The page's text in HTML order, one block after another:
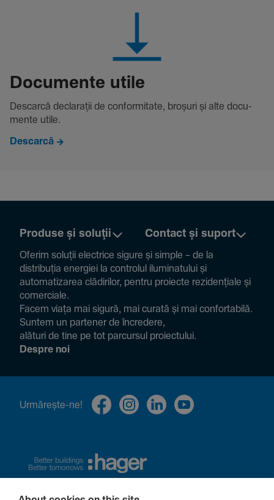
Docu­mente utile
Descarcă decla­rații de conformitate, broșuri și alte docu­
mente utile.
Descarcă
Produse și soluții Contact și suport
Oferim soluții electrice sigure și simple – de la
distribuția energiei la controlul ilumi­na­tului și
auto­ma­ti­zarea clădi­rilor, pentru proiecte rezi­den­țiale și
comer­ciale.
Facem viața mai sigură, mai curată și mai confor­ta­bilă.
Suntem un partener de încre­dere,
alături de tine pe tot parcursul proiec­tului.
Despre noi
Urmă­rește-ne!